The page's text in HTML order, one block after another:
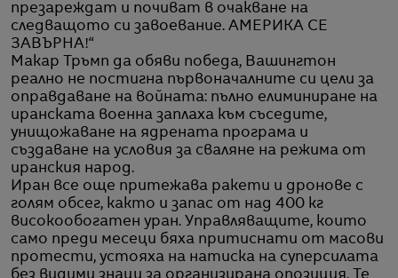
презареждат и почиват в очакване на
следващото си завоевание. АМЕРИКА СЕ
ЗАВЪРНА!“
Макар Тръмп да обяви победа, Вашингтон
реално не постигна първоначалните си цели за
оправдаване на войната: пълно елиминиране на
иранската военна заплаха към съседите,
унищожаване на ядрената програма и
създаване на условия за сваляне на режима от
иранския народ.
Иран все още притежава ракети и дронове с
голям обсег, както и запас от над 400 кг
високообогатен уран. Управляващите, които
само преди месеци бяха притиснати от масови
протести, устояха на натиска на суперсилата